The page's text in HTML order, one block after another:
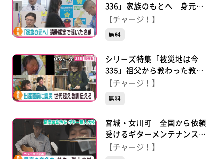
336」家族のもとへ 身元判
明に尽くした人々の思い
【チャージ！】
無料
シリーズ特集「被災地は今
335」祖父から教わった教訓
を息子に伝え続ける母の思い
【チャージ！】
無料
宮城・女川町 全国から依頼
受けるギターメンテナンス職
人 こだわりの調整法
【チャージ！】